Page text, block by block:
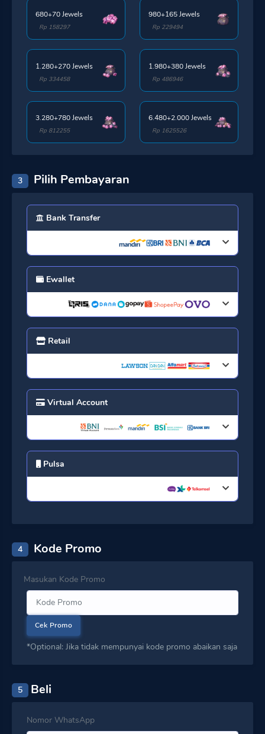
680+70 Jewels
Rp 158297
980+165 Jewels
Rp 229494
1.280+270 Jewels
Rp 334458
1.980+380 Jewels
Rp 486946
3.280+780 Jewels
Rp 812255
6.480+2.000 Jewels
Rp 1625526
3 Pilih Pembayaran
Bank Transfer
Ewallet
Retail
Virtual Account
Pulsa
4 Kode Promo
Masukan Kode Promo
Cek Promo
*Optional: Jika tidak mempunyai kode promo abaikan saja
5 Beli
Nomor WhatsApp